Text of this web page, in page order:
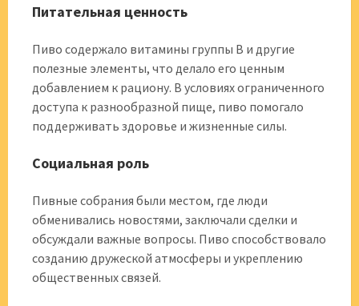
Питательная ценность
Пиво содержало витамины группы B и другие
полезные элементы, что делало его ценным
добавлением к рациону. В условиях ограниченного
доступа к разнообразной пище, пиво помогало
поддерживать здоровье и жизненные силы.
Социальная роль
Пивные собрания были местом, где люди
обменивались новостями, заключали сделки и
обсуждали важные вопросы. Пиво способствовало
созданию дружеской атмосферы и укреплению
общественных связей.